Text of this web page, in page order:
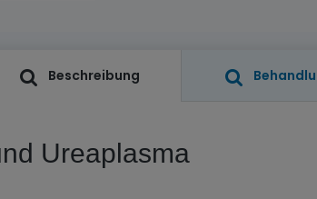
Beschreibung
Ureaplasma